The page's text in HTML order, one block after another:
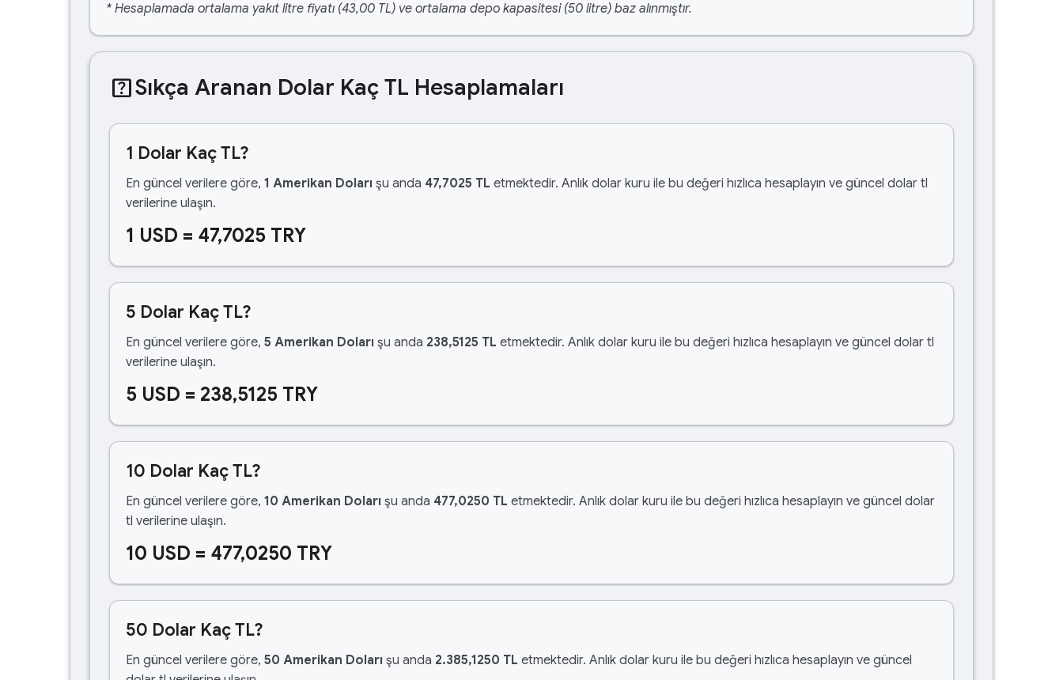
* Hesaplamada ortalama yakıt litre fiyatı (43,00 TL) ve ortalama depo kapasitesi (50 litre) baz alınmıştır.
help_centerSıkça Aranan Dolar Kaç TL Hesaplamaları
1 Dolar Kaç TL?
En güncel verilere göre, 1 Amerikan Doları şu anda 47,7025 TL etmektedir. Anlık dolar kuru ile bu değeri hızlıca hesaplayın ve güncel dolar tl
verilerine ulaşın.
1 USD = 47,7025 TRY
5 Dolar Kaç TL?
En güncel verilere göre, 5 Amerikan Doları şu anda 238,5125 TL etmektedir. Anlık dolar kuru ile bu değeri hızlıca hesaplayın ve güncel dolar tl
verilerine ulaşın.
5 USD = 238,5125 TRY
10 Dolar Kaç TL?
En güncel verilere göre, 10 Amerikan Doları şu anda 477,0250 TL etmektedir. Anlık dolar kuru ile bu değeri hızlıca hesaplayın ve güncel dolar
tl verilerine ulaşın.
10 USD = 477,0250 TRY
50 Dolar Kaç TL?
En güncel verilere göre, 50 Amerikan Doları şu anda 2.385,1250 TL etmektedir. Anlık dolar kuru ile bu değeri hızlıca hesaplayın ve güncel